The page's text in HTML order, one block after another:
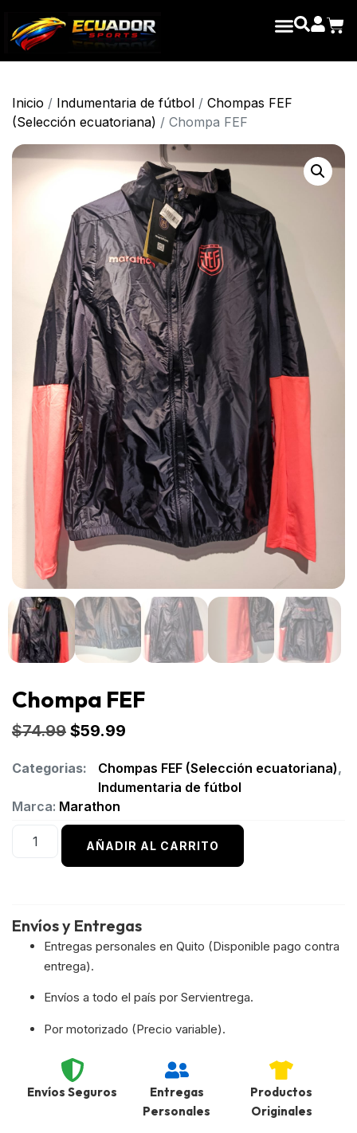
Inicio / Indumentaria de fútbol / Chompas FEF
(Selección ecuatoriana) / Chompa FEF
Chompa FEF
$74.99 $59.99
Categorias: Chompas FEF (Selección ecuatoriana),
Indumentaria de fútbol
Marca: Marathon
AÑADIR AL CARRITO
Envíos y Entregas
Entregas personales en Quito (Disponible pago contra
entrega).
Envíos a todo el país por Servientrega.
Por motorizado (Precio variable).
Envíos Seguros
Entregas
Personales
Productos
Originales